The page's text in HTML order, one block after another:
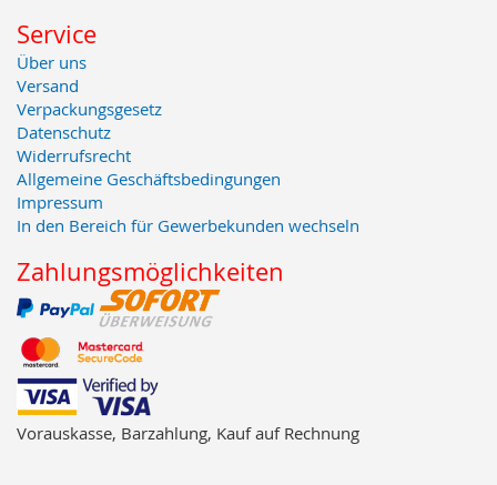
Service
Über uns
Versand
Verpackungsgesetz
Datenschutz
Widerrufsrecht
Allgemeine Geschäftsbedingungen
Impressum
In den Bereich für Gewerbekunden wechseln
Zahlungsmöglichkeiten
Vorauskasse, Barzahlung, Kauf auf Rechnung